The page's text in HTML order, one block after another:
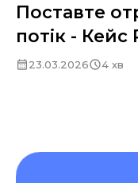
Поставте
потік - Кейс
23.03.2026 4 хв